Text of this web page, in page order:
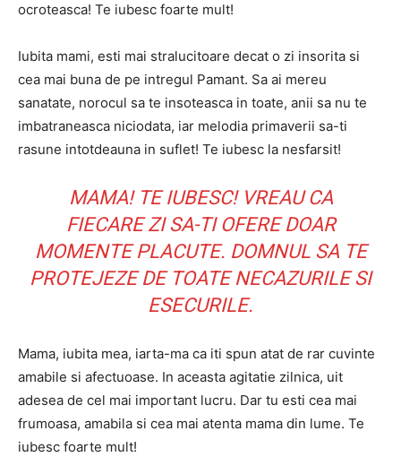
ocroteasca! Te iubesc foarte mult!
Iubita mami, esti mai stralucitoare decat o zi insorita si
cea mai buna de pe intregul Pamant. Sa ai mereu
sanatate, norocul sa te insoteasca in toate, anii sa nu te
imbatraneasca niciodata, iar melodia primaverii sa-ti
rasune intotdeauna in suflet! Te iubesc la nesfarsit!
MAMA! TE IUBESC! VREAU CA
FIECARE ZI SA-TI OFERE DOAR
MOMENTE PLACUTE. DOMNUL SA TE
PROTEJEZE DE TOATE NECAZURILE SI
ESECURILE.
Mama, iubita mea, iarta-ma ca iti spun atat de rar cuvinte
amabile si afectuoase. In aceasta agitatie zilnica, uit
adesea de cel mai important lucru. Dar tu esti cea mai
frumoasa, amabila si cea mai atenta mama din lume. Te
iubesc foarte mult!